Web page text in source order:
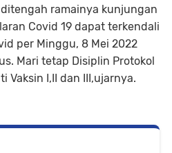
ramainya kunjungan
Covid 19 dapat terkendali
per Minggu, 8 Mei 2022
Mari tetap Disiplin Protokol
Vaksin I,II dan III,ujarnya.